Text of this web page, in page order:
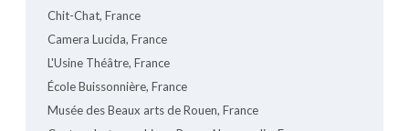
Chit-Chat, France
Camera Lucida, France
L'Usine Théâtre, France
École Buissonnière, France
Musée des Beaux arts de Rouen, France